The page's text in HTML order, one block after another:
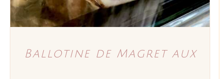
Ballotine de Magret aux